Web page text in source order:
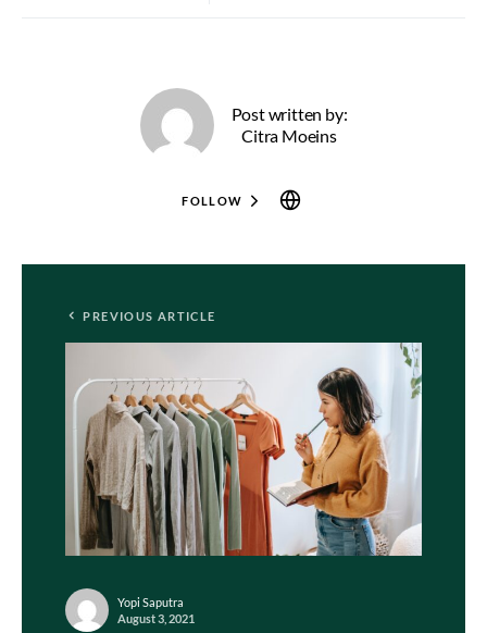
Post written by:
Citra Moeins
FOLLOW
PREVIOUS ARTICLE
Yopi Saputra
August 3, 2021